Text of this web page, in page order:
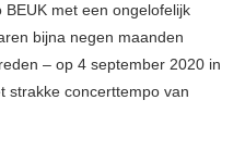
met een ongelofelijk
bijna negen maanden
– op 4 september 2020 in
strakke concerttempo van